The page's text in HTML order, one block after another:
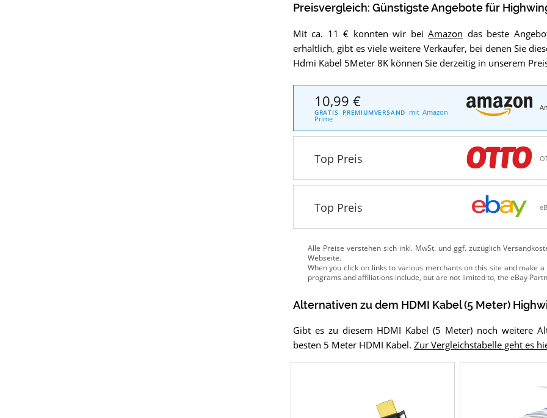
Preisvergleich: Günstigste Angebote für
Mit ca. 11 € konnten wir beiAmazon das beste
erhältlich, gibt es viele weitere Verkäufer, bei denen Sie
Hdmi Kabel 5Meter 8K können Sie derzeitig in unserem
10,99 €
GRATIS PREMIUMVERSAND mit Amazon
Prime
Top Preis
Top Preis
Alle Preise verstehen sich inkl. MwSt. und ggf. zuzüglich
Webseite.
Alternativen zu dem HDMI Kabel (5 Meter)
Gibt es zu diesem HDMI Kabel (5 Meter) noch weitere
besten 5 Meter HDMI Kabel. Zur Vergleichstabelle geht es